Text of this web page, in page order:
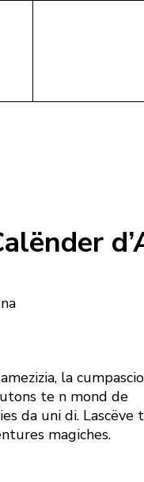
la
te n mond de
da uni di. Lascëve
magiches.